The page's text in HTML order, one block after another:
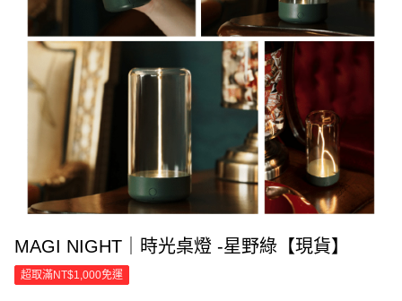
MAGI NIGHT｜時光桌燈 -星野綠【現貨】
超取滿NT$1,000免運